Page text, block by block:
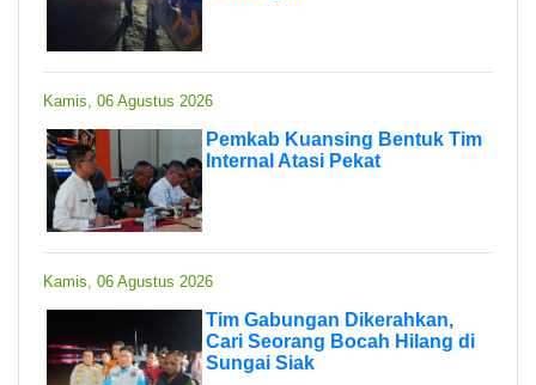
Kamis, 06 Agustus 2026
Pemkab Kuansing Bentuk Tim
Internal Atasi Pekat
Kamis, 06 Agustus 2026
Tim Gabungan Dikerahkan,
Cari Seorang Bocah Hilang di
Sungai Siak